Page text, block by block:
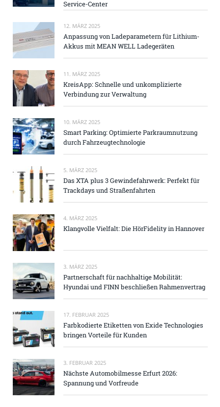
Service-Center
12. MÄRZ 2025
Anpassung von Ladeparametern für Lithium-
Akkus mit MEAN WELL Ladegeräten
11. MÄRZ 2025
KreisApp: Schnelle und unkomplizierte
Verbindung zur Verwaltung
10. MÄRZ 2025
Smart Parking: Optimierte Parkraumnutzung
durch Fahrzeugtechnologie
5. MÄRZ 2025
Das XTA plus 3 Gewindefahrwerk: Perfekt für
Trackdays und Straßenfahrten
4. MÄRZ 2025
Klangvolle Vielfalt: Die HörFidelity in Hannover
3. MÄRZ 2025
Partnerschaft für nachhaltige Mobilität:
Hyundai und FINN beschließen Rahmenvertrag
17. FEBRUAR 2025
Farbkodierte Etiketten von Exide Technologies
bringen Vorteile für Kunden
3. FEBRUAR 2025
Nächste Automobilmesse Erfurt 2026:
Spannung und Vorfreude